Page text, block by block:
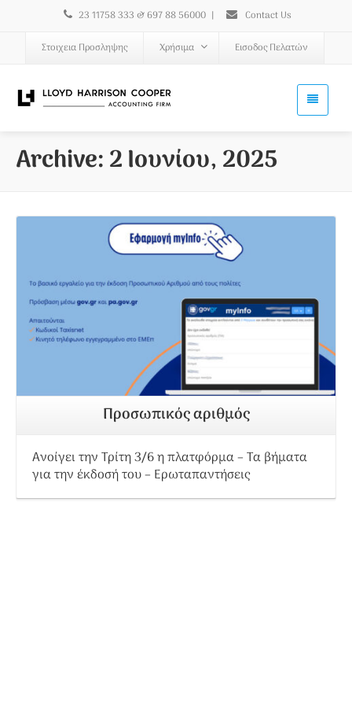
23 11758 333 & 697 88 56000 | Contact Us
Στοιχεια Προσληψης Χρήσιμα Εισοδος Πελατών
Archive: 2 Ιουνίου, 2025
Read More
Προσωπικός αριθμός
Ανοίγει την Τρίτη 3/6 η πλατφόρμα – Τα βήματα
για την έκδοσή του – Ερωταπαντήσεις